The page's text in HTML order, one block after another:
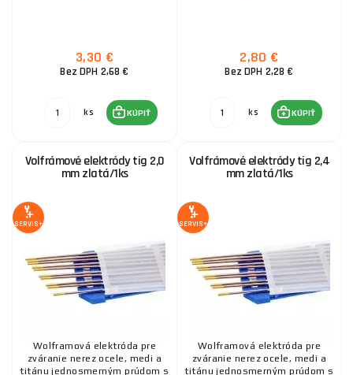
3,30 €
Bez DPH 2,68 €
ks KÚPIŤ
2,80 €
Bez DPH 2,28 €
ks KÚPIŤ
Volfrámové elektródy tig 2,0
mm zlatá/1ks
SERVIS+
Wolframová elektróda pre
zváranie nerez ocele, medi a
titánu jednosmerným prúdom s
Volfrámové elektródy tig 2,4
mm zlatá/1ks
SERVIS+
Wolframová elektróda pre
zváranie nerez ocele, medi a
titánu jednosmerným prúdom s